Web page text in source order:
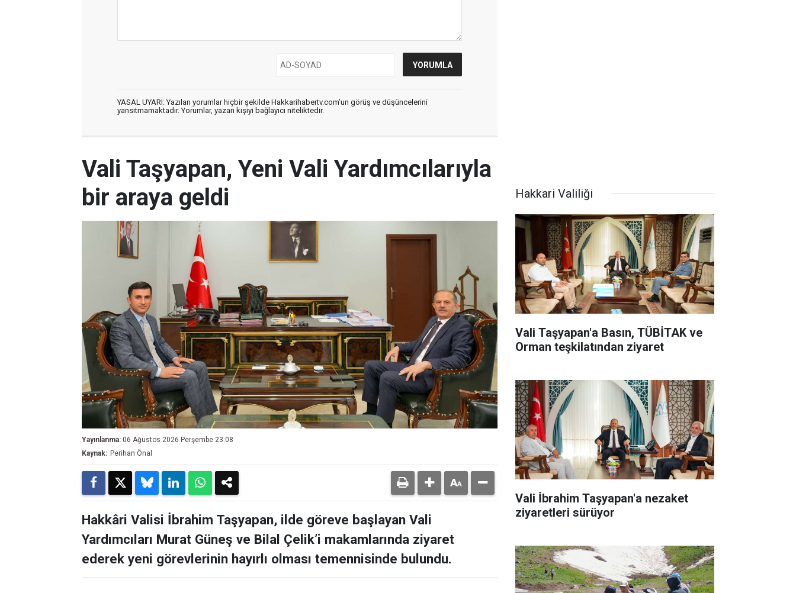
YASAL UYARI: Yazılan yorumlar hiçbir şekilde Hakkarihabertv.com’un görüş ve düşüncelerini
yansıtmamaktadır. Yorumlar, yazan kişiyi bağlayıcı niteliktedir.
Vali Taşyapan, Yeni Vali Yardımcılarıyla
bir araya geldi
Yayınlanma: 06 Ağustos 2026 Perşembe 23:08
Kaynak: Perihan Önal
Hakkâri Valisi İbrahim Taşyapan, ilde göreve başlayan Vali
Yardımcıları Murat Güneş ve Bilal Çelik’i makamlarında ziyaret
ederek yeni görevlerinin hayırlı olması temennisinde bulundu.
Hakkari Valiliği
Vali Taşyapan'a Basın, TÜBİTAK ve
Orman teşkilatından ziyaret
Vali İbrahim Taşyapan'a nezaket
ziyaretleri sürüyor